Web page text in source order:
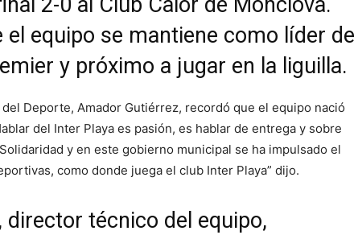
el equipo se mantiene como líder de
y próximo a jugar en la liguilla.
Deporte, Amador Gutiérrez, recordó que el equipo nació
del Inter Playa es pasión, es hablar de entrega y sobre
y en este gobierno municipal se ha impulsado el
como donde juega el club Inter Playa” dijo.
director técnico del equipo,